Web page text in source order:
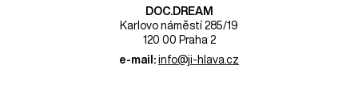
DOC.DREAM​
Karlovo náměstí 285/19
120 00 Praha 2
e-mail: info@ji-hlava.cz